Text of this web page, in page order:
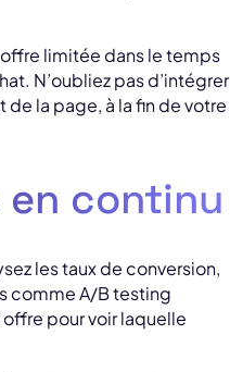
limitée dans le temps
N’oubliez pas d’intégrer
la page, à la fin de votre
en continu
les taux de conversion,
comme A/B testing
pour voir laquelle